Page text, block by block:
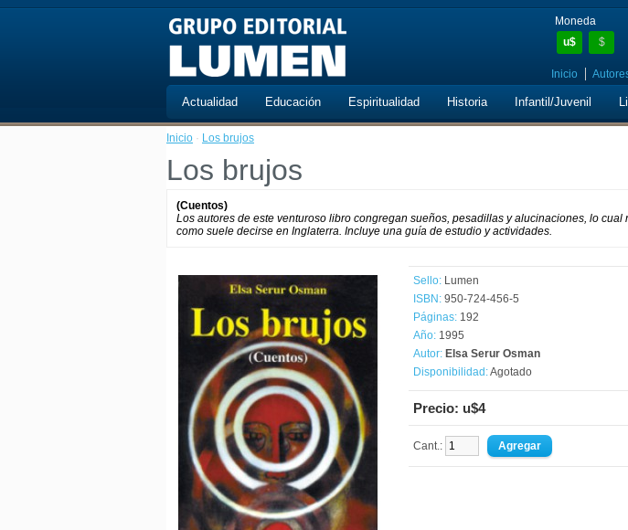
Moneda
u$
$
Inicio
Actualidad Educación Espiritualidad Historia Infantil/Juvenil
Inicio · Los brujos
Los brujos
(Cuentos)
Los autores de este venturoso libro congregan sueños, pesadillas y alucinaciones, lo cual
como suele decirse en Inglaterra. Incluye una guía de estudio y actividades.
Sello: Lumen
ISBN: 950-724-456-5
Páginas: 192
Año: 1995
Autor: Elsa Serur Osman
Disponibilidad:Agotado
Precio: u$4
Cant.: